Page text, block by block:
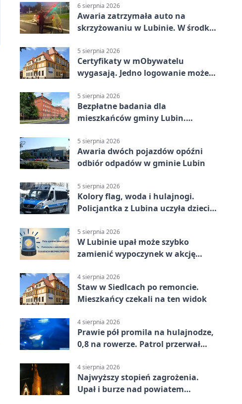
6 sierpnia 2026
Awaria zatrzymała auto na
skrzyżowaniu w Lubinie. W środku
5 sierpnia 2026
Certyfikaty w mObywatelu
wygasają. Jedno logowanie może
5 sierpnia 2026
Bezpłatne badania dla
mieszkańców gminy Lubin.
5 sierpnia 2026
Awaria dwóch pojazdów opóźni
odbiór odpadów w gminie Lubin
5 sierpnia 2026
Kolory flag, woda i hulajnogi.
Policjantka z Lubina uczyła dzieci
5 sierpnia 2026
W Lubinie upał może szybko
zamienić wypoczynek w akcję
4 sierpnia 2026
Staw w Siedlcach po remoncie.
Mieszkańcy czekali na ten widok
4 sierpnia 2026
Prawie pół promila na hulajnodze,
0,8 na rowerze. Patrol przerwał
4 sierpnia 2026
Najwyższy stopień zagrożenia.
Upał i burze nad powiatem